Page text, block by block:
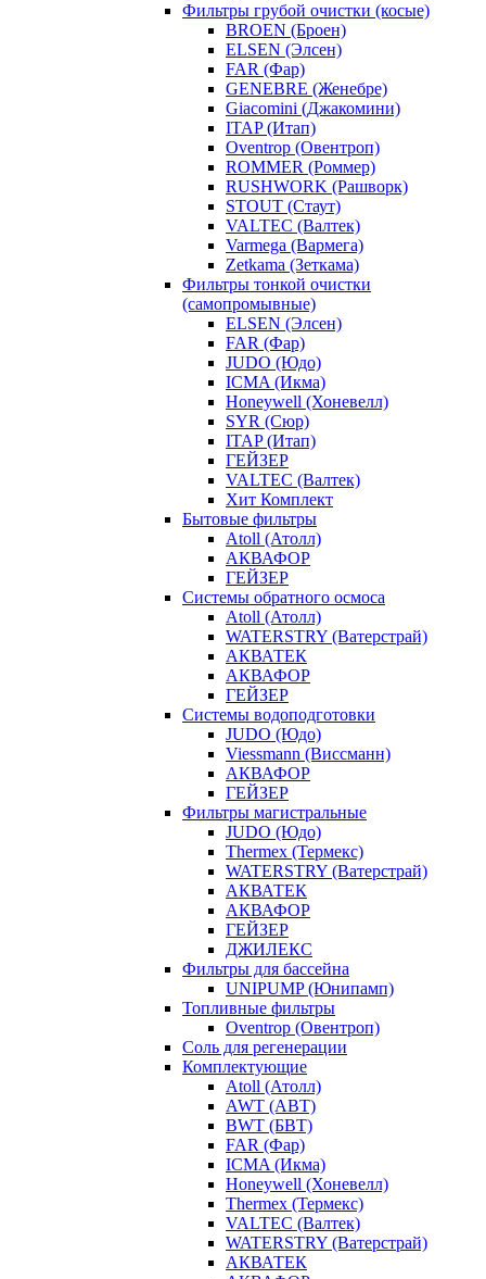
Фильтры грубой очистки (косые)
BROEN (Броен)
ELSEN (Элсен)
FAR (Фар)
GENEBRE (Женебре)
Giacomini (Джакомини)
ITAP (Итап)
Oventrop (Овентроп)
ROMMER (Роммер)
RUSHWORK (Рашворк)
STOUT (Стаут)
VALTEC (Валтек)
Varmega (Вармега)
Zetkama (Зеткама)
Фильтры тонкой очистки
(самопромывные)
ELSEN (Элсен)
FAR (Фар)
JUDO (Юдо)
ICMA (Икма)
Honeywell (Хоневелл)
SYR (Сюр)
ITAP (Итап)
ГЕЙЗЕР
VALTEC (Валтек)
Хит Комплект
Бытовые фильтры
Atoll (Атолл)
АКВАФОР
ГЕЙЗЕР
Системы обратного осмоса
Atoll (Атолл)
WATERSTRY (Ватерстрай)
АКВАТЕК
АКВАФОР
ГЕЙЗЕР
Системы водоподготовки
JUDO (Юдо)
Viessmann (Виссманн)
АКВАФОР
ГЕЙЗЕР
Фильтры магистральные
JUDO (Юдо)
Thermex (Термекс)
WATERSTRY (Ватерстрай)
АКВАТЕК
АКВАФОР
ГЕЙЗЕР
ДЖИЛЕКС
Фильтры для бассейна
UNIPUMP (Юнипамп)
Топливные фильтры
Oventrop (Овентроп)
Соль для регенерации
Комплектующие
Atoll (Атолл)
AWT (АВТ)
BWT (БВТ)
FAR (Фар)
ICMA (Икма)
Honeywell (Хоневелл)
Thermex (Термекс)
VALTEC (Валтек)
WATERSTRY (Ватерстрай)
АКВАТЕК